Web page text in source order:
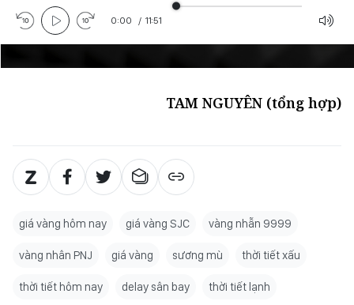
0:00 / 11:51
TAM NGUYÊN (tổng hợp)
giá vàng hôm nay giá vàng SJC vàng nhẫn 9999
vàng nhân PNJ giá vàng sương mù thời tiết xấu
thời tiết hôm nay delay sân bay thời tiết lạnh